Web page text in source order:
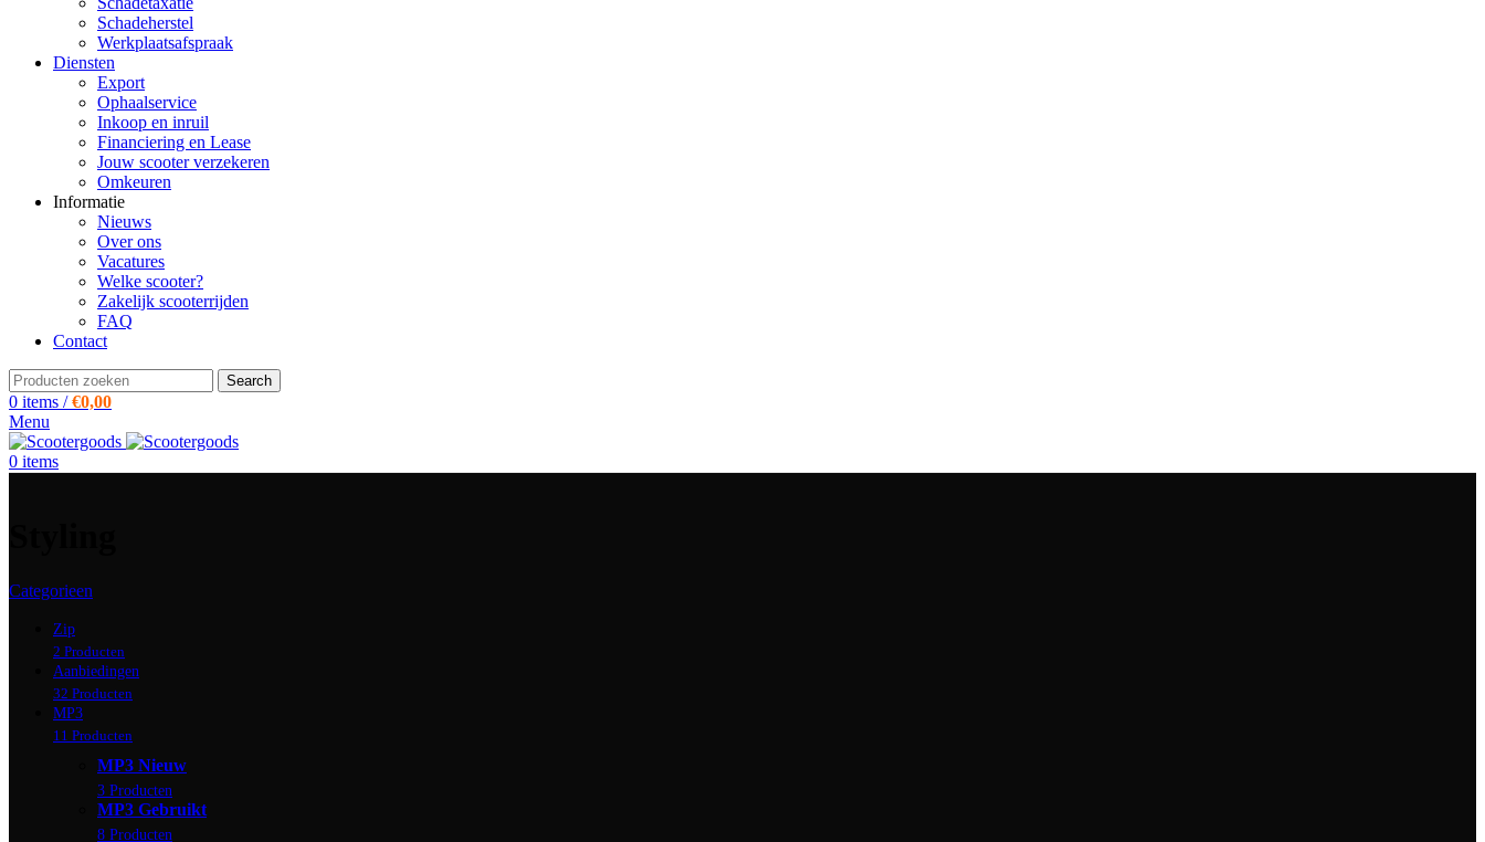
Schadeherstel
Werkplaatsafspraak
Diensten
Export
Ophaalservice
Inkoop en inruil
Financiering en Lease
Jouw scooter verzekeren
Omkeuren
Informatie
Nieuws
Over ons
Vacatures
Welke scooter?
Zakelijk scooterrijden
FAQ
Contact
Search
0 items / €0,00
Menu
0 items
Categorieen
Zip
2 Producten
Aanbiedingen
32 Producten
MP3
11 Producten
MP3 Nieuw
3 Producten
MP3 Gebruikt
8 Producten